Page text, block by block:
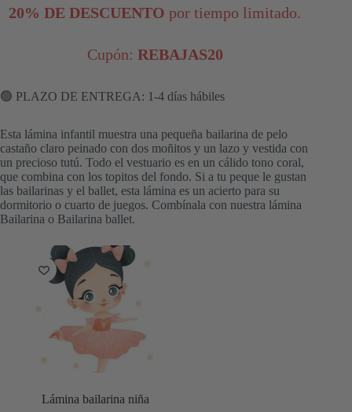
20% DE DESCUENTO por tiempo limitado.
Cupón: REBAJAS20
🟢 PLAZO DE ENTREGA: 1-4 días hábiles
Esta lámina infantil muestra una pequeña bailarina de pelo
castaño claro peinado con dos moñitos y un lazo y vestida con
un precioso tutú. Todo el vestuario es en un cálido tono coral,
que combina con los topitos del fondo. Si a tu peque le gustan
las bailarinas y el ballet, esta lámina es un acierto para su
dormitorio o cuarto de juegos. Combínala con nuestra lámina
Bailarina o Bailarina ballet.
Lámina bailarina niña